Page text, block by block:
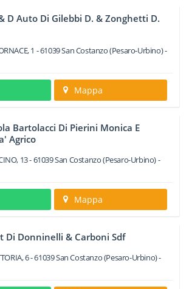
D Auto Di Gilebbi D. & Zonghetti D.
1 -61039San Costanzo(Pesaro-Urbino) -
Mappa
Bartolacci Di Pierini Monica E
Agrico
13-61039San Costanzo(Pesaro-Urbino) -
Mappa
Di Donninelli & Carboni Sdf
6-61039San Costanzo(Pesaro-Urbino) -